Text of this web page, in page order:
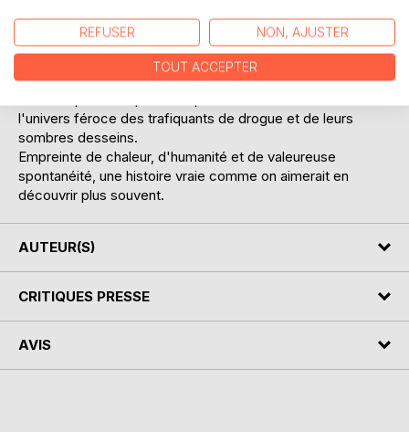
Quelle aventure ! Quelle audace ! Et c'est une histoire vraie
!
Ce récit au présent palpite comme devait palpiter le coeur
de cette mère en ordre de bataille pour sauver son fils.
l'univers féroce des trafiquants de drogue et de leurs
sombres desseins.
Empreinte de chaleur, d'humanité et de valeureuse
spontanéité, une histoire vraie comme on aimerait en
découvrir plus souvent.
AUTEUR(S)
CRITIQUES PRESSE
AVIS
REFUSER NON, AJUSTER
TOUT ACCEPTER